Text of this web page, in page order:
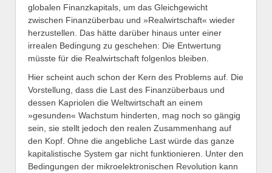
globalen Finanzkapitals, um das Gleichgewicht
zwischen Finanzüberbau und »Realwirtschaft« wieder
herzustellen. Das hätte darüber hinaus unter einer
irrealen Bedingung zu geschehen: Die Entwertung
müsste für die Realwirtschaft folgenlos bleiben.
Hier scheint auch schon der Kern des Problems auf. Die
Vorstellung, dass die Last des Finanz­über­baus und
dessen Kapriolen die Weltwirtschaft an einem
»gesunden« Wachstum hinderten, mag noch so gängig
sein, sie stellt jedoch den realen Zusammenhang auf
den Kopf. Ohne die angebliche Last würde das ganze
kapitalistische System gar nicht funktionieren. Unter den
Bedingungen der mikroelektronischen Revolution kann